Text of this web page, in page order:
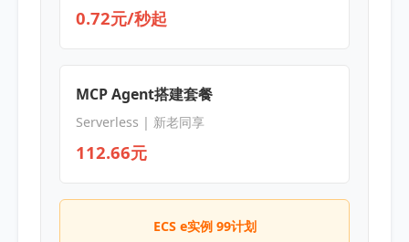
0.72元/秒起
MCP Agent搭建套餐
Serverless | 新老同享
112.66元
ECS e实例 99计划